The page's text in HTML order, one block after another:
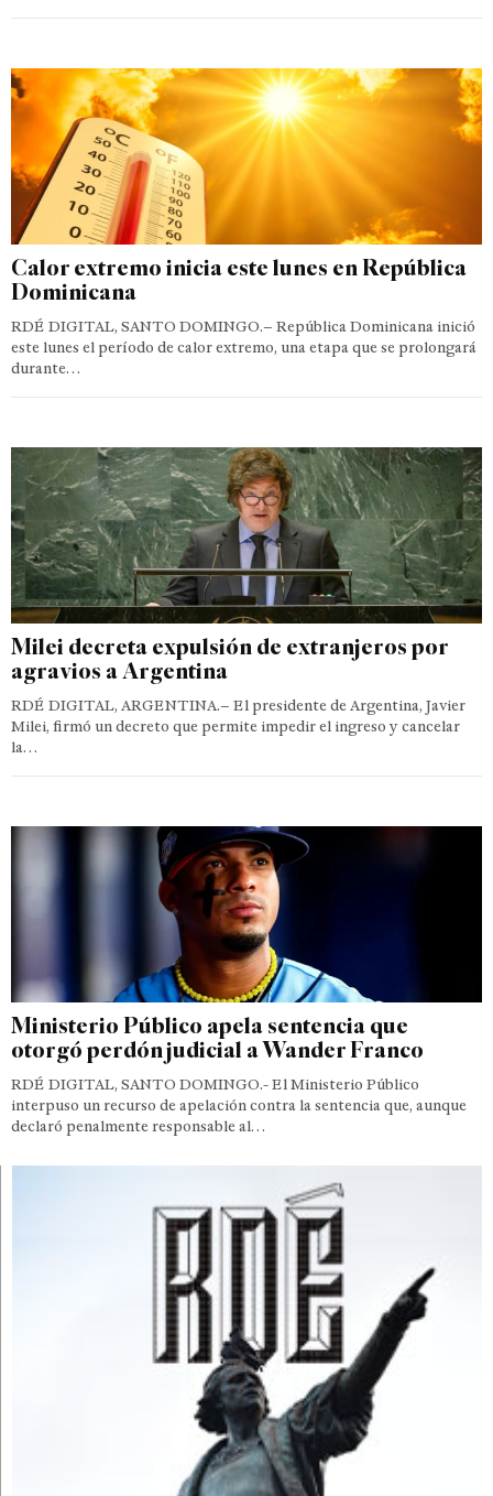
Calor extremo inicia este lunes en República
Dominicana
RDÉ DIGITAL, SANTO DOMINGO.– República Dominicana inició
este lunes el período de calor extremo, una etapa que se prolongará
durante…
Milei decreta expulsión de extranjeros por
agravios a Argentina
RDÉ DIGITAL, ARGENTINA.– El presidente de Argentina, Javier
Milei, firmó un decreto que permite impedir el ingreso y cancelar
la…
Ministerio Público apela sentencia que
otorgó perdón judicial a Wander Franco
RDÉ DIGITAL, SANTO DOMINGO.- El Ministerio Público
interpuso un recurso de apelación contra la sentencia que, aunque
declaró penalmente responsable al…